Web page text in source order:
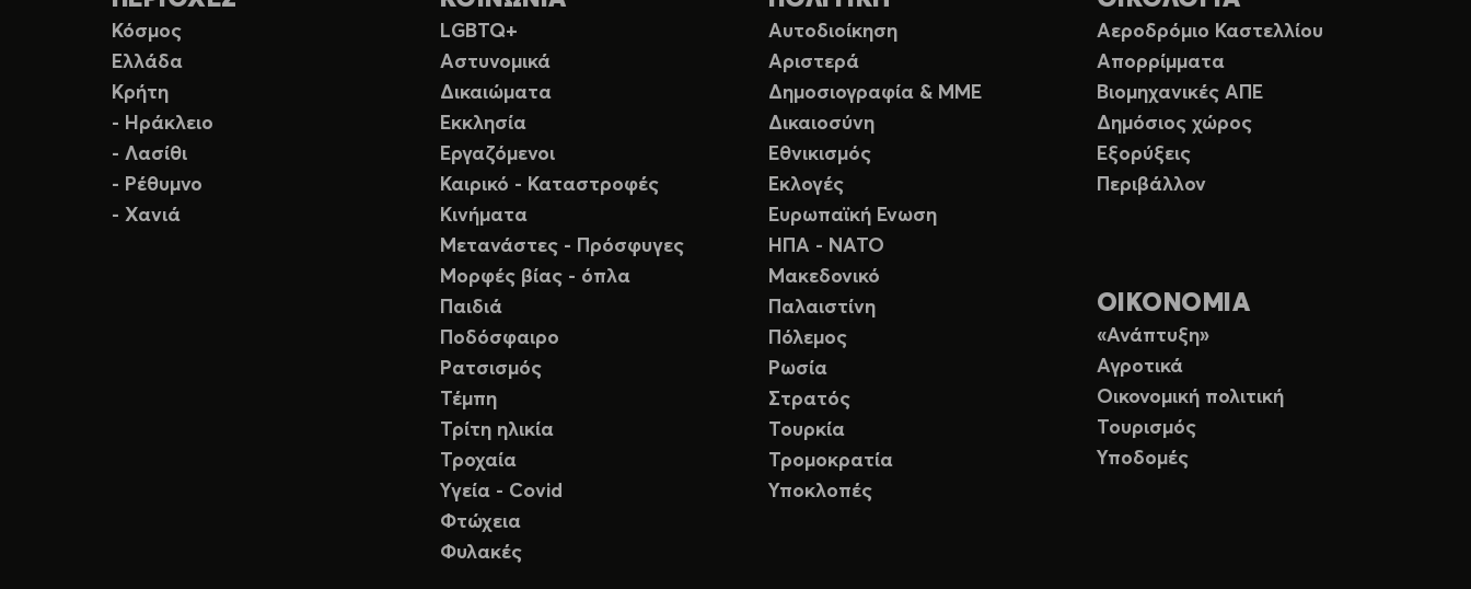
Κόσμος
Ελλάδα
Κρήτη
- Ηράκλειο
- Λασίθι
- Ρέθυμνο
- Χανιά
LGBTQ+
Αστυνομικά
Δικαιώματα
Εκκλησία
Εργαζόμενοι
Καιρικό - Καταστροφές
Κινήματα
Μετανάστες - Πρόσφυγες
Μορφές βίας - όπλα
Παιδιά
Ποδόσφαιρο
Ρατσισμός
Τέμπη
Τρίτη ηλικία
Τροχαία
Υγεία - Covid
Φτώχεια
Φυλακές
Αυτοδιοίκηση
Αριστερά
Δημοσιογραφία & ΜΜΕ
Δικαιοσύνη
Εθνικισμός
Εκλογές
Ευρωπαϊκή Ενωση
ΗΠΑ - ΝΑΤΟ
Μακεδονικό
Παλαιστίνη
Πόλεμος
Ρωσία
Στρατός
Τουρκία
Τρομοκρατία
Υποκλοπές
Αεροδρόμιο Καστελλίου
Απορρίμματα
Βιομηχανικές ΑΠΕ
Δημόσιος χώρος
Εξορύξεις
Περιβάλλον
ΟΙΚΟΝΟΜΙΑ
«Ανάπτυξη»
Αγροτικά
Οικονομική πολιτική
Τουρισμός
Υποδομές